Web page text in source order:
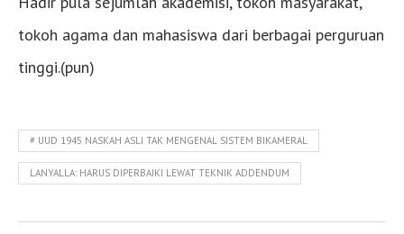
tokoh agama dan mahasiswa dari berbagai perguruan
tinggi.(pun)
# UUD 1945 NASKAH ASLI TAK MENGENAL SISTEM BIKAMERAL
LANYALLA: HARUS DIPERBAIKI LEWAT TEKNIK ADDENDUM